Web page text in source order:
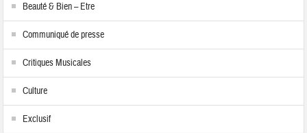
Beauté & Bien – Etre
Communiqué de presse
Critiques Musicales
Culture
Exclusif